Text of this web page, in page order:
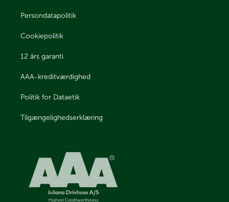
Persondatapolitik
Cookiepolitik
12 års garanti
AAA-kreditværdighed
Politik for Dataetik
Tilgængelighedserklæring